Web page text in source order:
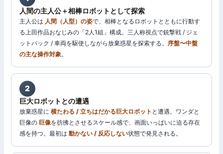
人間の主人公＋相棒ロボットとして探索
主人公は 人間（人型）の姿で、相棒となるロボットとともに行動す
る上田作品おなじみの「2人1組」構成。三人称視点で銃撃戦 / ジェ
ットパック / 車両を駆使しながら放棄惑星を探索する。 序盤〜中盤
の主な操作対象。
2
巨大ロボットとの遭遇
放棄惑星に横たわる / 立ちはだかる巨大ロボット と遭遇。ワンダと
巨像の 巨像を彷彿とさせるスケール感で、画面いっぱいに迫る存在
感を持つ。最初は動かない / 反応しない状態で発見される。